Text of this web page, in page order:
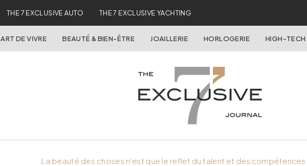
THE 7 EXCLUSIVE AUTO THE 7 EXCLUSIVE YACHTING
ART DE VIVRE BEAUTÉ & BIEN-ÊTRE JOAILLERIE HORLOGERIE HIGH-TECH
La beauté des choses n'est que le reflet du talent et des compétences